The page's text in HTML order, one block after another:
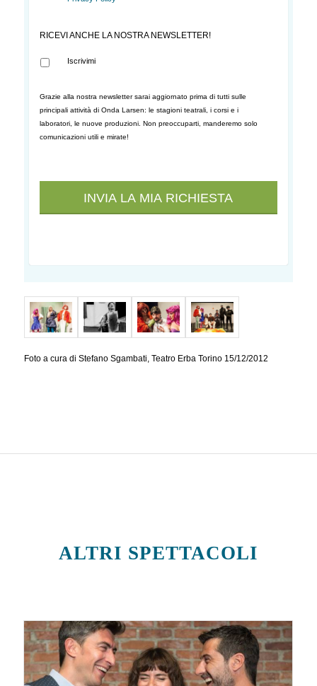
RICEVI ANCHE LA NOSTRA NEWSLETTER!
Iscrivimi
Grazie alla nostra newsletter sarai aggiornato prima di tutti sulle
principali attività di Onda Larsen: le stagioni teatrali, i corsi e i
laboratori, le nuove produzioni. Non preoccuparti, manderemo solo
comunicazioni utili e mirate!
Foto a cura di Stefano Sgambati, Teatro Erba Torino 15/12/2012
ALTRI SPETTACOLI